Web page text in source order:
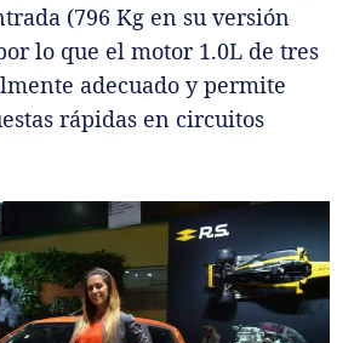
(796 Kg en su versión
lo que el motor 1.0L de tres
adecuado y permite
rápidas en circuitos